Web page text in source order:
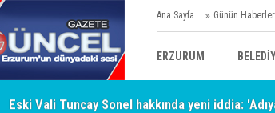
Ana Sayfa Günün
ERZURUM
SİYASET
Eski Vali Tuncay Sonel hakkında yeni iddia: